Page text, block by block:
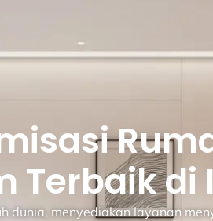
Terbaik di
dunia, menyediakan layanan